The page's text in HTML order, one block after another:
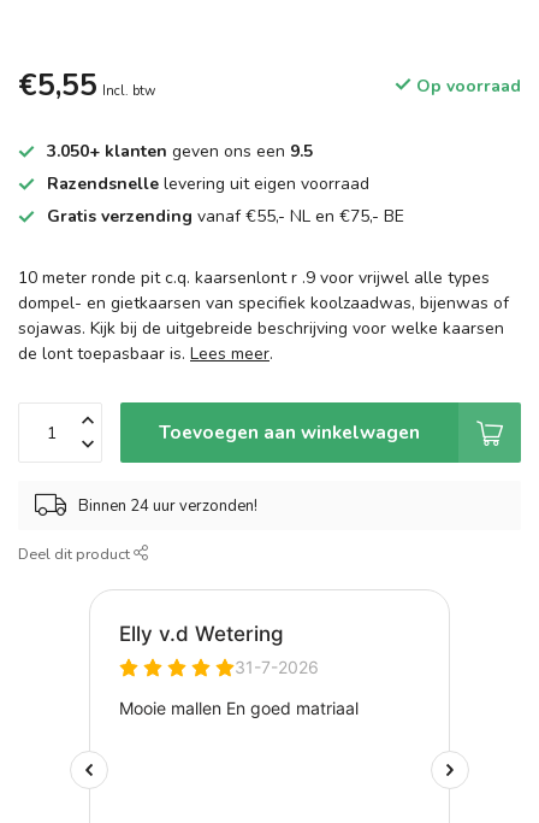
€5,55 Incl. btw Op voorraad
3.050+ klanten geven ons een 9.5
Razendsnelle levering uit eigen voorraad
Gratis verzending vanaf €55,- NL en €75,- BE
10 meter ronde pit c.q. kaarsenlont r .9 voor vrijwel alle types
dompel- en gietkaarsen van specifiek koolzaadwas, bijenwas of
sojawas. Kijk bij de uitgebreide beschrijving voor welke kaarsen
de lont toepasbaar is. Lees meer.
Toevoegen aan winkelwagen
Binnen 24 uur verzonden!
Deel dit product